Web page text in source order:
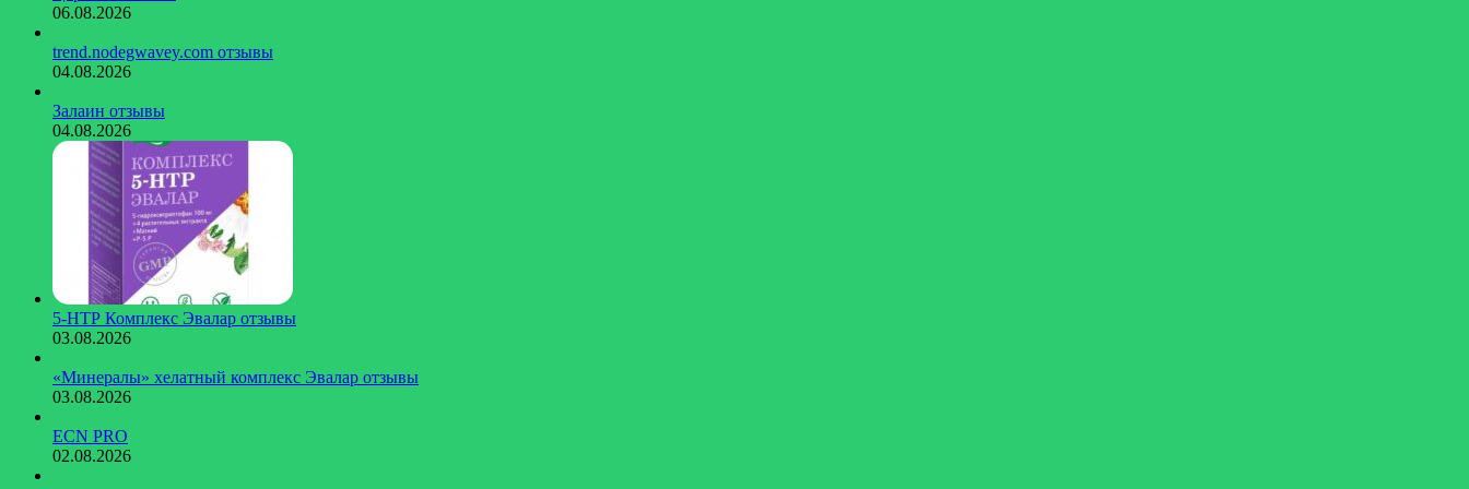
06.08.2026
trend.nodegwavey.com отзывы
04.08.2026
Залаин отзывы
04.08.2026
5-НТР Комплекс Эвалар отзывы
03.08.2026
«Минералы» хелатный комплекс Эвалар отзывы
03.08.2026
ECN PRO
02.08.2026